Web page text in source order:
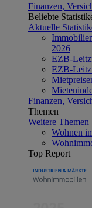
Finanzen,
Beliebte
Aktuelle
2026
EZB-
EZB-
Finanzen,
Themen
Weitere Themen
Wohnen
Top Report